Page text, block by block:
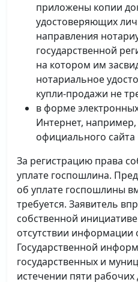
приложены копии
удостоверяющих
направления
государственной
на котором им
нотариальное
купли-продажи не
в форме
Интернет,
официального сайта
За регистрацию права
уплате госпошлина.
об уплате госпошлины
требуется. Заявитель
собственной
отсутствии
Государственной
государственных и
истечении пяти